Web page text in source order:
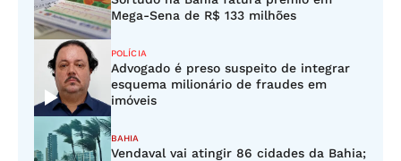
Mega-Sena de R$ 133 milhões
POLÍCIA
Advogado é preso suspeito de integrar
esquema milionário de fraudes em
imóveis
BAHIA
Vendaval vai atingir 86 cidades da Bahia;